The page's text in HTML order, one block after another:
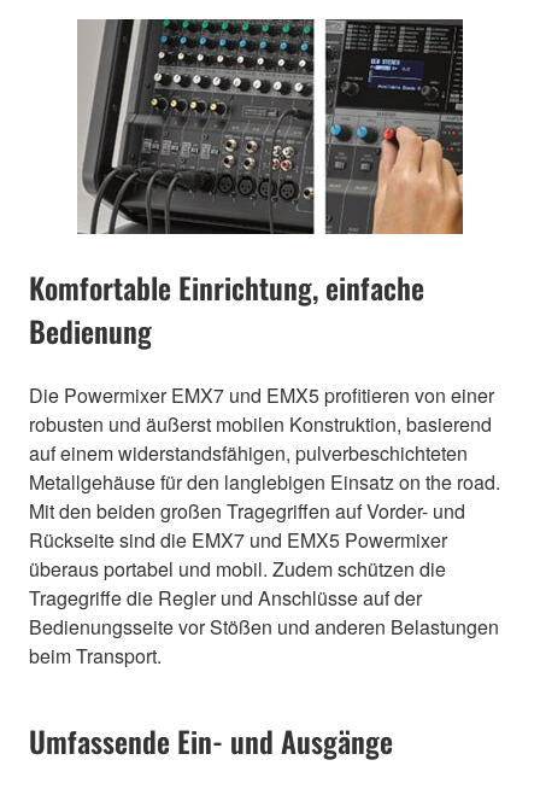
Komfortable Einrichtung, einfache
Bedienung
Die Powermixer EMX7 und EMX5 profitieren von einer
robusten und äußerst mobilen Konstruktion, basierend
auf einem widerstandsfähigen, pulverbeschichteten
Metallgehäuse für den langlebigen Einsatz on the road.
Mit den beiden großen Tragegriffen auf Vorder- und
Rückseite sind die EMX7 und EMX5 Powermixer
überaus portabel und mobil. Zudem schützen die
Tragegriffe die Regler und Anschlüsse auf der
Bedienungsseite vor Stößen und anderen Belastungen
beim Transport.
Umfassende Ein- und Ausgänge